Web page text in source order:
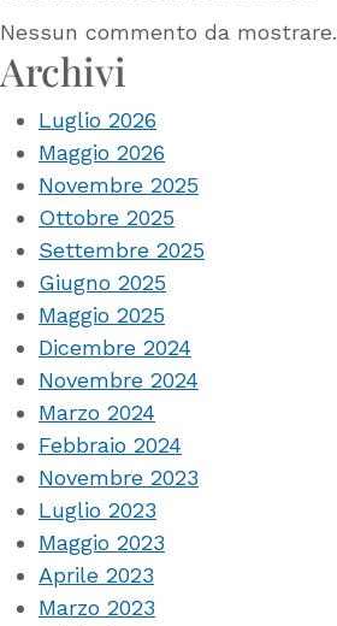
Nessun commento da mostrare.
Archivi
Luglio 2026
Maggio 2026
Novembre 2025
Ottobre 2025
Settembre 2025
Giugno 2025
Maggio 2025
Dicembre 2024
Novembre 2024
Marzo 2024
Febbraio 2024
Novembre 2023
Luglio 2023
Maggio 2023
Aprile 2023
Marzo 2023